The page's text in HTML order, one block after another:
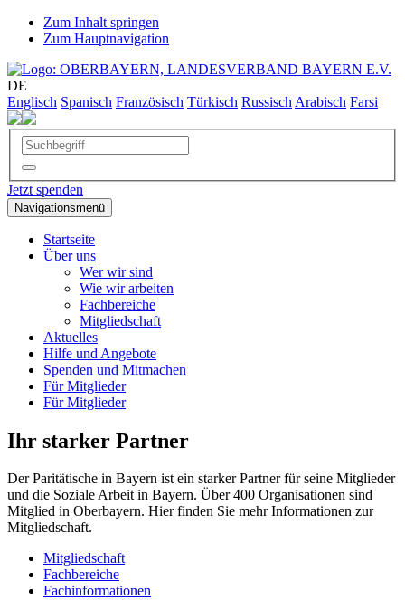
Zum Inhalt springen
Zum Hauptnavigation
DE
Englisch Spanisch Französisch Türkisch Russisch Arabisch Farsi
Jetzt spenden
Navigationsmenü
Startseite
Über uns
Wer wir sind
Wie wir arbeiten
Fachbereiche
Mitgliedschaft
Aktuelles
Hilfe und Angebote
Spenden und Mitmachen
Für Mitglieder
Für Mitglieder
Ihr starker Partner
Der Paritätische in Bayern ist ein starker Partner für seine Mitglieder
und die Soziale Arbeit in Bayern. Über 400 Organisationen sind
Mitglied in Oberbayern. Hier finden Sie mehr Informationen zur
Mitgliedschaft.
Mitgliedschaft
Fachbereiche
Fachinformationen